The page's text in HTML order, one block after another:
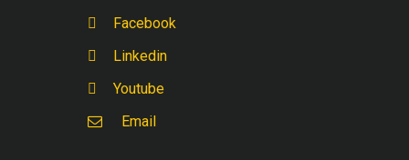
Facebook
Linkedin
Youtube
Email